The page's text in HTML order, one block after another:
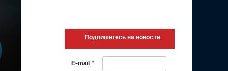
Подпишитесь на новости
E-mail *